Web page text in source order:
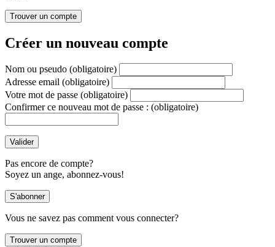
Créer un nouveau compte
Nom ou pseudo (obligatoire)
Adresse email (obligatoire)
Votre mot de passe (obligatoire)
Confirmer ce nouveau mot de passe : (obligatoire)
Pas encore de compte?
Soyez un ange, abonnez-vous!
Vous ne savez pas comment vous connecter?